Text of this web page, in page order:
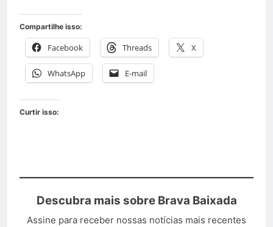
Compartilhe isso:
Facebook Threads X
WhatsApp E-mail
Curtir isso:
Descubra mais sobre Brava Baixada
Assine para receber nossas notícias mais recentes